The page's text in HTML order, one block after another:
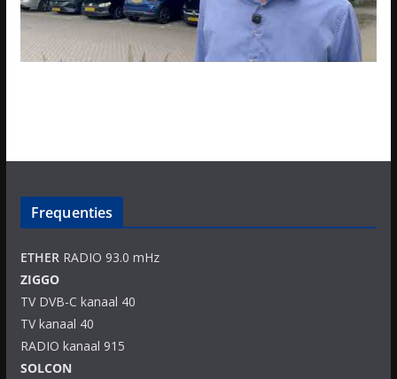
Frequenties
ETHERRADIO 93.0 mHz
ZIGGO
TV DVB-C kanaal 40
TV kanaal 40
RADIO kanaal 915
SOLCON